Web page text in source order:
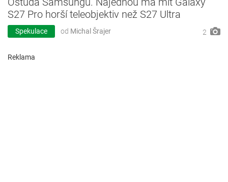
S27 Pro horší teleobjektiv než S27 Ultra
Spekulace od Michal Šrajer 2
Reklama